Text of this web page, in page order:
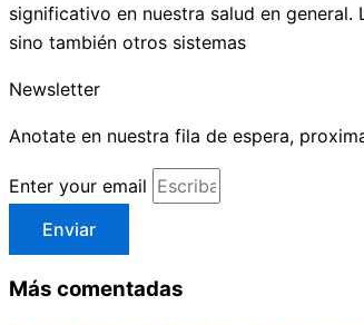
significativo en nuestra salud en
sino también otros sistemas
Newsletter
Anotate en nuestra fila de espera,
Enter your email
Enviar
Más comentadas